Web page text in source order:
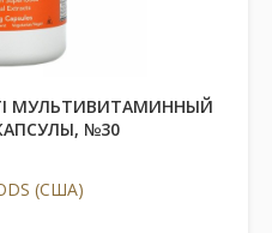
МУЛЬТИВИТАМИННЫЙ
№30
(США)